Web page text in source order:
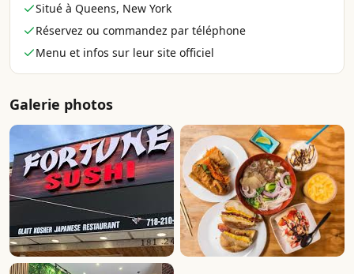
Situé à Queens, New York
Réservez ou commandez par téléphone
Menu et infos sur leur site officiel
Galerie photos